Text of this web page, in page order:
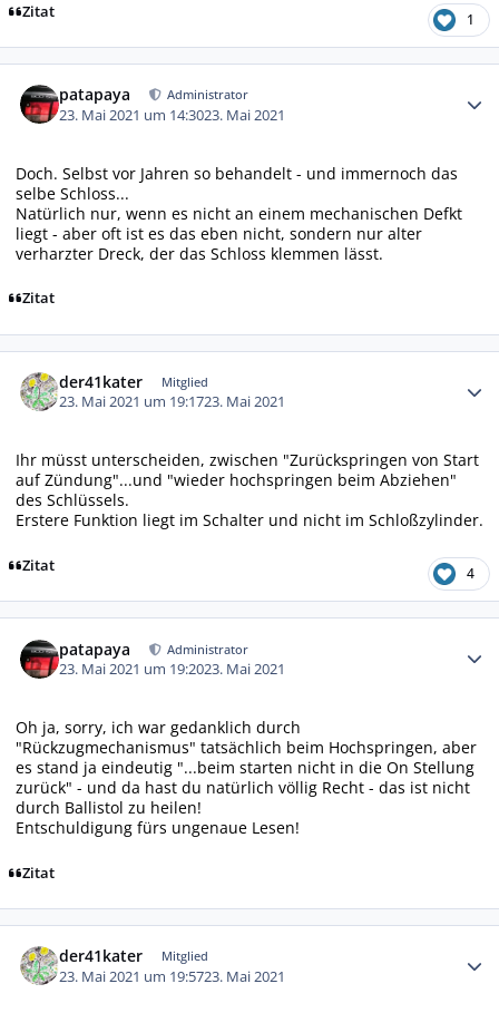
Zitat 1
patapaya Administrator
23. Mai 2021 um 14:3023. Mai 2021
Doch. Selbst vor Jahren so behandelt - und immernoch das
selbe Schloss...
Natürlich nur, wenn es nicht an einem mechanischen Defkt
liegt - aber oft ist es das eben nicht, sondern nur alter
verharzter Dreck, der das Schloss klemmen lässt.
Zitat
der41kater Mitglied
23. Mai 2021 um 19:1723. Mai 2021
Ihr müsst unterscheiden, zwischen "Zurückspringen von Start
auf Zündung"...und "wieder hochspringen beim Abziehen"
des Schlüssels.
Erstere Funktion liegt im Schalter und nicht im Schloßzylinder.
Zitat 4
patapaya Administrator
23. Mai 2021 um 19:2023. Mai 2021
Oh ja, sorry, ich war gedanklich durch
"Rückzugmechanismus" tatsächlich beim Hochspringen, aber
es stand ja eindeutig "...beim starten nicht in die On Stellung
zurück" - und da hast du natürlich völlig Recht - das ist nicht
durch Ballistol zu heilen!
Entschuldigung fürs ungenaue Lesen!
Zitat
der41kater Mitglied
23. Mai 2021 um 19:5723. Mai 2021